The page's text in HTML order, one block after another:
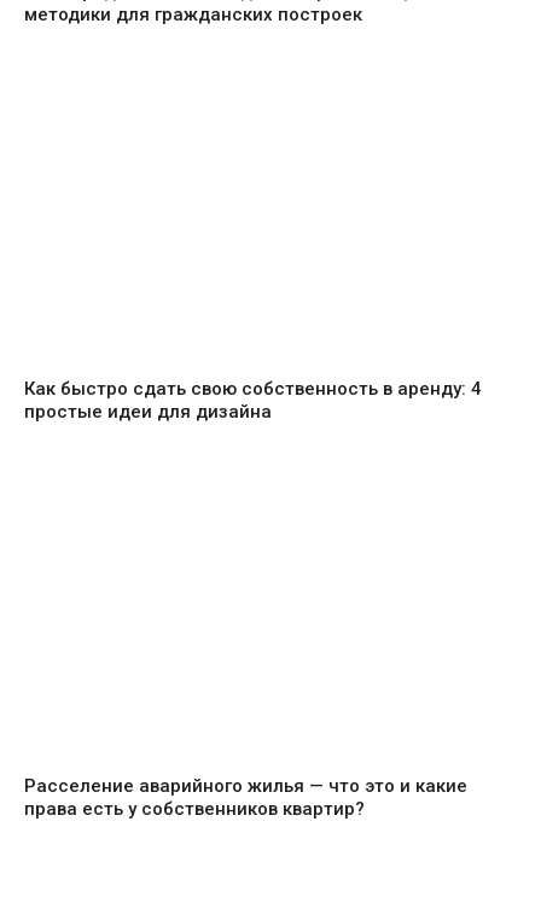
методики для гражданских построек
Как быстро сдать свою собственность в аренду: 4
простые идеи для дизайна
Расселение аварийного жилья — что это и какие
права есть у собственников квартир?